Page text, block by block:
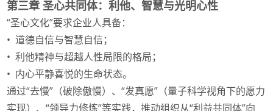
第三章圣心共同体：利他、智慧与光明心性
“圣心文化”要求企业人具备：
• 道德自信与智慧自信；
• 利他精神与超越人性局限的格局；
• 内心平静喜悦的生命状态。
通过“去慢”（破除傲慢）、“发真愿”（量子科学视角下的愿力
实现）、“领导力修炼”等实践，推动组织从“利益共同体”向